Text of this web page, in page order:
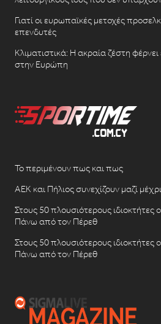
Γιατί οι ευρωπαϊκές μετοχές
επενδυτές
Κλιματιστικά: Η ακραία ζέστη
στην Ευρώπη
Το περιμένουν πως και πως
ΑΕΚ και Πήλιος συνεχίζουν μαζί
Στους 50 πλουσιότερους
Πάνω από τον Πέρεθ
Στους 50 πλουσιότερους
Πάνω από τον Πέρεθ